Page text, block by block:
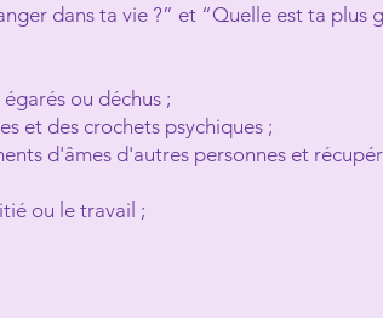
dans ta vie ?” et “Quelle est ta plus
ou déchus ;
et des crochets psychiques ;
d'âmes d'autres personnes et
ou le travail ;